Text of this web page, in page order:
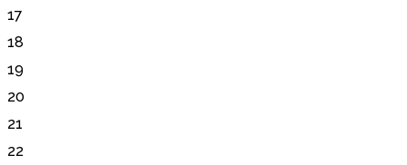
17
18
19
20
21
22